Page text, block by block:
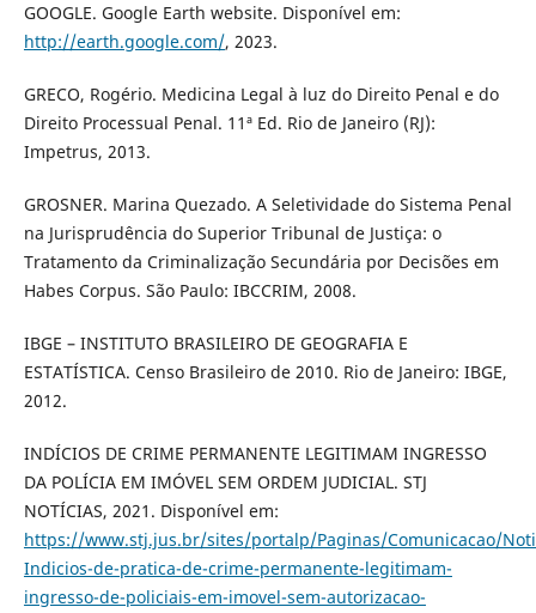
GOOGLE. Google Earth website. Disponível em:
http://earth.google.com/, 2023.
GRECO, Rogério. Medicina Legal à luz do Direito Penal e do
Direito Processual Penal. 11ª Ed. Rio de Janeiro (RJ):
Impetrus, 2013.
GROSNER. Marina Quezado. A Seletividade do Sistema Penal
na Jurisprudência do Superior Tribunal de Justiça: o
Tratamento da Criminalização Secundária por Decisões em
Habes Corpus. São Paulo: IBCCRIM, 2008.
IBGE – INSTITUTO BRASILEIRO DE GEOGRAFIA E
ESTATÍSTICA. Censo Brasileiro de 2010. Rio de Janeiro: IBGE,
2012.
INDÍCIOS DE CRIME PERMANENTE LEGITIMAM INGRESSO
DA POLÍCIA EM IMÓVEL SEM ORDEM JUDICIAL. STJ
NOTÍCIAS, 2021. Disponível em:
https://www.stj.jus.br/sites/portalp/Paginas/Comunicacao/
Indicios-de-pratica-de-crime-permanente-legitimam-
ingresso-de-policiais-em-imovel-sem-autorizacao-